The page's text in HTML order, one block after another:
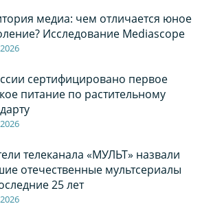
медиа: чем отличается юное
Исследование Mediascope
сертифицировано первое
питание по растительному
телеканала «МУЛЬТ» назвали
отечественные мультсериалы
25 лет